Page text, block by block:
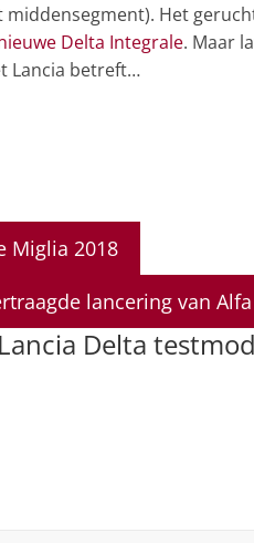
Het
Delta Integrale. Maar
Lancia betreft…
Miglia 2018
lancering van
Delta